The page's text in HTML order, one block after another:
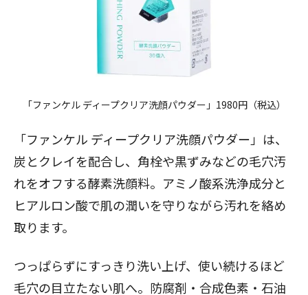
「ファンケル ディープクリア洗顔パウダー」1980円（税込）
「ファンケル ディープクリア洗顔パウダー 」は、
炭とクレイを配合し、角栓や黒ずみなどの毛穴汚
れをオフする酵素洗顔料。アミノ酸系洗浄成分と
ヒアルロン酸で肌の潤いを守りながら汚れを絡め
取ります。
つっぱらずにすっきり洗い上げ、使い続けるほど
毛穴の目立たない肌へ。防腐剤・合成色素・石油